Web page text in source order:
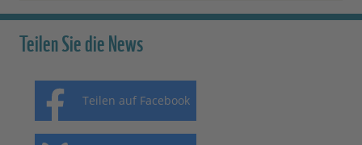
Teilen Sie die News
Teilen auf Facebook